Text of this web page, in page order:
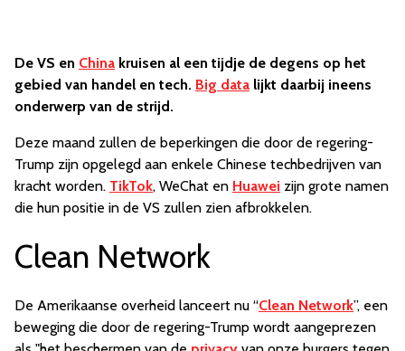
De VS en China kruisen al een tijdje de degens op het
gebied van handel en tech. Big data lijkt daarbij ineens
onderwerp van de strijd.
Deze maand zullen de beperkingen die door de regering-
Trump zijn opgelegd aan enkele Chinese techbedrijven van
kracht worden. TikTok, WeChat en Huawei zijn grote namen
die hun positie in de VS zullen zien afbrokkelen.
Clean Network
De Amerikaanse overheid lanceert nu “Clean Network”, een
beweging die door de regering-Trump wordt aangeprezen